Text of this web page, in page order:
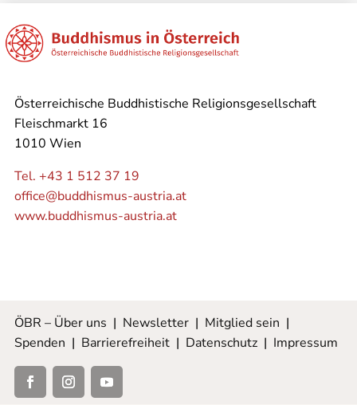
Österreichische Buddhistische Religionsgesellschaft
Fleischmarkt 16
1010 Wien
Tel. +43 1 512 37 19
office@buddhismus-austria.at
www.buddhismus-austria.at
ÖBR – Über uns | Newsletter| Mitglied sein |
Spenden | Barrierefreiheit| Datenschutz| Impressum